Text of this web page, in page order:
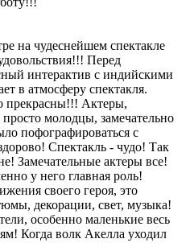
на чудеснейшем спектакле
Перед
интерактив с индийскими
в атмосферу спектакля.
прекрасны!!! Актеры,
молодцы, замечательно
пофографироваться с
Спектакль - чудо! Так
Замечательные актеры все!
у него главная роль!
своего героя, это
декорации, свет, музыка!
особенно маленькие весь
Когда волк Акелла уходил